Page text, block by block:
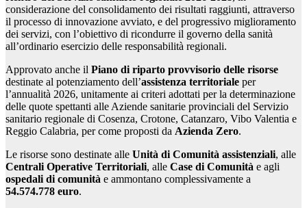
considerazione del consolidamento dei risultati raggiunti, attraverso
il processo di innovazione avviato, e del progressivo miglioramento
dei servizi, con l’obiettivo di ricondurre il governo della sanità
all’ordinario esercizio delle responsabilità regionali.
Approvato anche il Piano di riparto provvisorio delle risorse
destinate al potenziamento dell’assistenza territoriale per
l’annualità 2026, unitamente ai criteri adottati per la determinazione
delle quote spettanti alle Aziende sanitarie provinciali del Servizio
sanitario regionale di Cosenza, Crotone, Catanzaro, Vibo Valentia e
Reggio Calabria, per come proposti da Azienda Zero.
Le risorse sono destinate alle Unità di Comunità assistenziali, alle
Centrali Operative Territoriali, alle Case di Comunità e agli
ospedali di comunità e ammontano complessivamente a
54.574.778 euro.